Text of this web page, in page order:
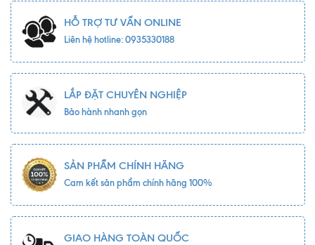
HỖ TRỢ TƯ VẤN ONLINE
Liên hệ hotline: 0935330188
LẮP ĐẶT CHUYÊN NGHIỆP
Bảo hành nhanh gọn
SẢN PHẨM CHÍNH HÃNG
Cam kết sản phẩm chính hãng 100%
GIAO HÀNG TOÀN QUỐC